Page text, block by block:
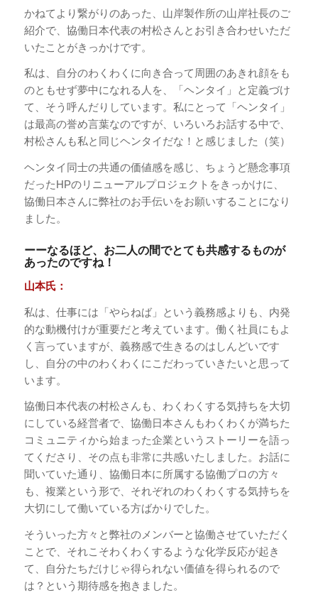
かねてより繋がりのあった、山岸製作所の山岸社長のご
紹介で、協働日本代表の村松さんとお引き合わせいただ
いたことがきっかけです。
私は、自分のわくわくに向き合って周囲のあきれ顔をも
のともせず夢中になれる人を、「ヘンタイ」と定義づけ
て、そう呼んだりしています。私にとって「ヘンタイ」
は最高の誉め言葉なのですが、いろいろお話する中で、
村松さんも私と同じヘンタイだな！と感じました（笑）
ヘンタイ同士の共通の価値感を感じ、ちょうど懸念事項
だったHPのリニューアルプロジェクトをきっかけに、
協働日本さんに弊社のお手伝いをお願いすることになり
ました。
ーーなるほど、お二人の間でとても共感するものが
あったのですね！
山本氏：
私は、仕事には「やらねば」という義務感よりも、内発
的な動機付けが重要だと考えています。働く社員にもよ
く言っていますが、義務感で生きるのはしんどいです
し、自分の中のわくわくにこだわっていきたいと思って
います。
協働日本代表の村松さんも、わくわくする気持ちを大切
にしている経営者で、協働日本さんもわくわくが満ちた
コミュニティから始まった企業というストーリーを語っ
てくださり、その点も非常に共感いたしました。お話に
聞いていた通り、協働日本に所属する協働プロの方々
も、複業という形で、それぞれのわくわくする気持ちを
大切にして働いている方ばかりでした。
そういった方々と弊社のメンバーと協働させていただく
ことで、それこそわくわくするような化学反応が起き
て、自分たちだけじゃ得られない価値を得られるので
は？という期待感を抱きました。